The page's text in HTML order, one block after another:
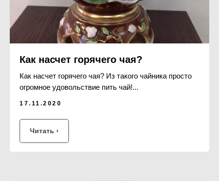
Как насчет горячего чая?
Как насчет горячего чая? Из такого чайника просто
огромное удовольствие пить чай!...
17.11.2020
Читать ›